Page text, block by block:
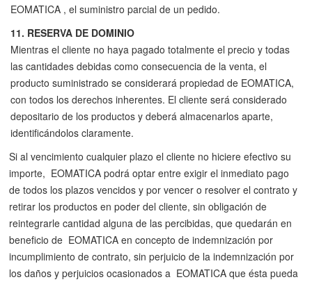
EOMATICA , el suministro parcial de un pedido.
11. RESERVA DE DOMINIO
Mientras el cliente no haya pagado totalmente el precio y todas
las cantidades debidas como consecuencia de la venta, el
producto suministrado se considerará propiedad de EOMATICA,
con todos los derechos inherentes. El cliente será considerado
depositario de los productos y deberá almacenarlos aparte,
identificándolos claramente.
Si al vencimiento cualquier plazo el cliente no hiciere efectivo su
importe, EOMATICA podrá optar entre exigir el inmediato pago
de todos los plazos vencidos y por vencer o resolver el contrato y
retirar los productos en poder del cliente, sin obligación de
reintegrarle cantidad alguna de las percibidas, que quedarán en
beneficio de EOMATICA en concepto de indemnización por
incumplimiento de contrato, sin perjuicio de la indemnización por
los daños y perjuicios ocasionados a EOMATICA que ésta pueda